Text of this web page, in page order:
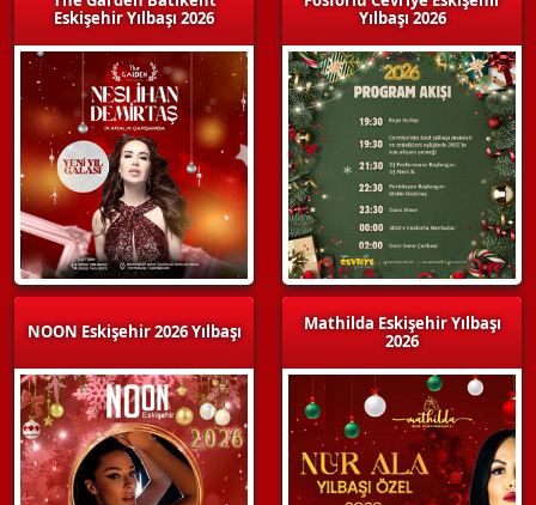
Eskişehir Yılbaşı 2026
NOON Eskişehir 2026 Yılbaşı
Yılbaşı 2026
Mathilda Eskişehir Yılbaşı
2026